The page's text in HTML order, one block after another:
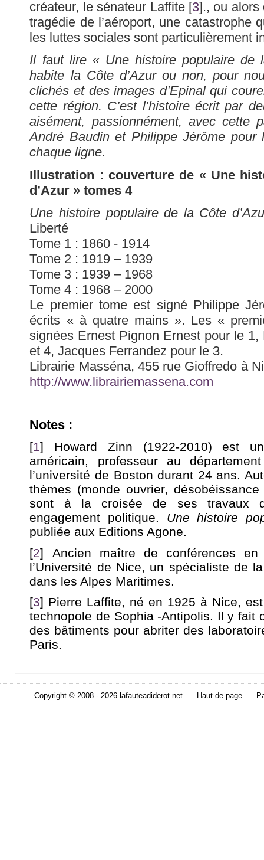
créateur, le sénateur Laffite[3]., ou alors
tragédie de l’aéroport, une catastrophe
les luttes sociales sont particulièrement
Il faut lire « Une histoire populaire de
habite la Côte d’Azur ou non, pour
clichés et des images d’Epinal qui
cette région. C’est l’histoire écrit par
aisément, passionnément, avec cette
André Baudin et Philippe Jérôme
chaque ligne.
Illustration : couverture de « Une
d’Azur » tomes 4
Une histoire populaire de la Côte
Liberté
Tome 1 : 1860 - 1914
Tome 2 : 1919 – 1939
Tome 3 : 1939 – 1968
Tome 4 : 1968 – 2000
Le premier tome est signé Philippe
écrits « à quatre mains ». Les «
signées Ernest Pignon Ernest pour le
et 4, Jacques Ferrandez pour le 3.
Librairie Masséna, 455 rue Gioffredo à
http://www.librairiemassena.com
Notes :
[1] Howard Zinn (1922-2010) est
américain, professeur au
l’université de Boston durant 24 ans.
thèmes (monde ouvrier,
sont à la croisée de ses travaux
engagement politique. Une histoire
publiée aux Editions Agone.
[2] Ancien maître de conférences
l’Université de Nice, un spécialiste de
dans les Alpes Maritimes.
[3] Pierre Laffite, né en 1925 à Nice,
technopole de Sophia -Antipolis. Il y fait
des bâtiments pour abriter des
Paris.
Copyright © 2008 - 2026 lafauteadiderot.net Haut de page